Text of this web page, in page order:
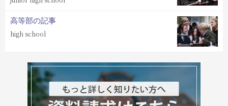
高等部の記事
high school